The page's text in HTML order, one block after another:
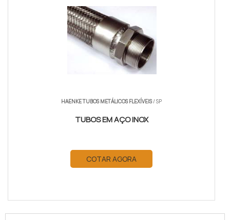
HAENKE TUBOS METÁLICOS FLEXÍVEIS/ SP
TUBOS EM AÇO INOX
COTAR AGORA